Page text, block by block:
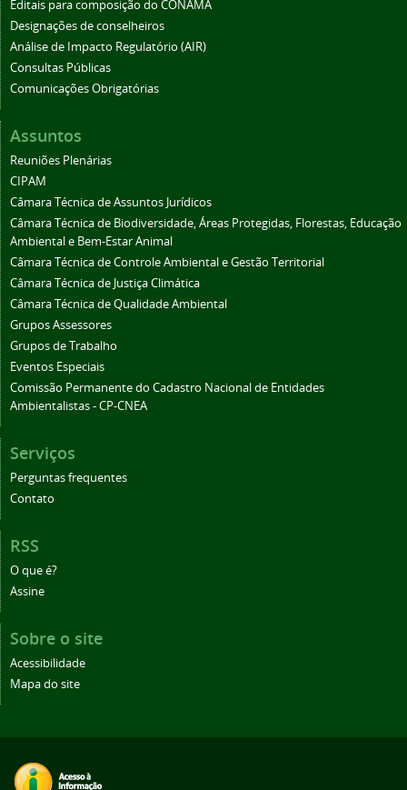
Editais para composição do CONAMA
Designações de conselheiros
Análise de Impacto Regulatório (AIR)
Consultas Públicas
Comunicações Obrigatórias
Assuntos
Reuniões Plenárias
CIPAM
Câmara Técnica de Assuntos Jurídicos
Câmara Técnica de Biodiversidade, Áreas Protegidas, Florestas, Educação
Ambiental e Bem-Estar Animal
Câmara Técnica de Controle Ambiental e Gestão Territorial
Câmara Técnica de Justiça Climática
Câmara Técnica de Qualidade Ambiental
Grupos Assessores
Grupos de Trabalho
Eventos Especiais
Comissão Permanente do Cadastro Nacional de Entidades
Ambientalistas - CP-CNEA
Serviços
Perguntas frequentes
Contato
RSS
O que é?
Assine
Sobre o site
Acessibilidade
Mapa do site